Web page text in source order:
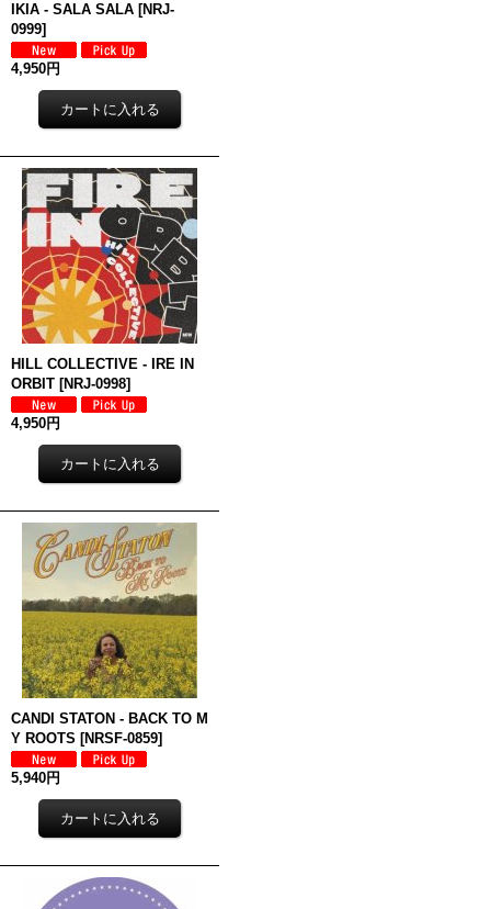
IKIA - SALA SALA [NRJ-
0999]
4,950円
HILL COLLECTIVE - IRE IN
ORBIT [NRJ-0998]
4,950円
CANDI STATON - BACK TO M
Y ROOTS [NRSF-0859]
5,940円